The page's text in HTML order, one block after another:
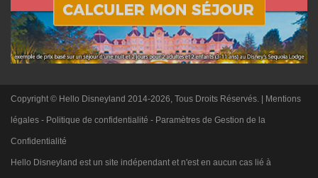
Copyright © Hello Disneyland 2014-2026, Tous Droits Réservés. | Mentions
légales - Politique de confidentialité - Paramètres de Gestion de la
Confidentialité
Hello Disneyland est un site indépendant et n'est en aucun cas lié à